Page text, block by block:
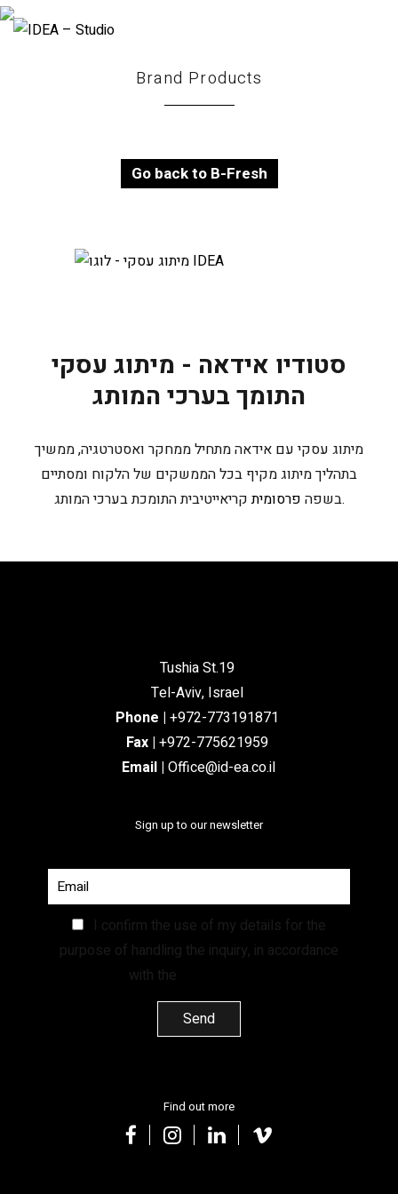
Brand Products
Go back to B-Fresh
סטודיו אידאה - מיתוג עסקי
התומך בערכי המותג
מיתוג עסקי עם אידאה מתחיל ממחקר ואסטרטגיה, ממשיך
בתהליך מיתוג מקיף בכל הממשקים של הלקוח ומסתיים
בשפה פרסומית קריאייטיבית התומכת בערכי המותג.
Tushia St.19
Tel-Aviv, Israel
Phone | +972-773191871
Fax | +972-775621959
Email | Office@id-ea.co.il
Sign up to our newsletter
I confirm the use of my details for the
purpose of handling the inquiry, in accordance
with the
Find out more
facebookinstagramlinkedin